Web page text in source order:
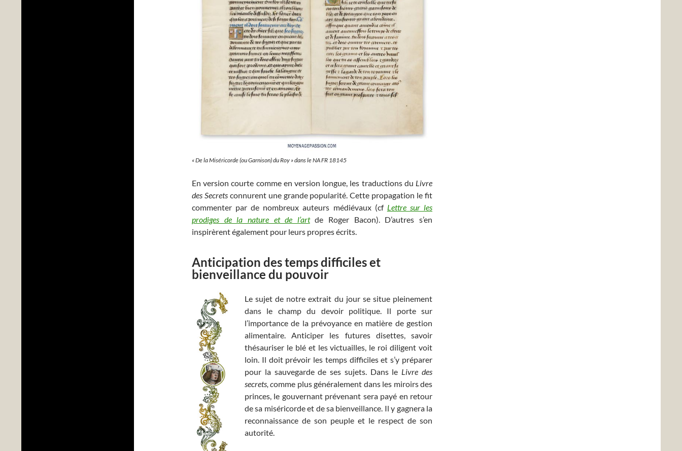
«De la Miséricorde (ou Garnison) du Roy» dans le NA FR 18145
En version courte comme en version longue, les traductions du Livre
des Secretsconnurent une grande popularité. Cette propagation le fit
commenter par de nombreux auteurs médiévaux (cf Lettre sur les
prodiges de la nature et de l’artde Roger Bacon). D’autres s’en
inspirèrent également pour leurs propres écrits.
Anticipation des temps difficiles et
bienveillance du pouvoir
Le sujet de notre extrait du jour se situe pleinement
dans le champ du devoir politique. Il porte sur
l’importance de la prévoyance en matière de gestion
alimentaire. Anticiper les futures disettes, savoir
thésauriser le blé et les victuailles, le roi diligent voit
loin. Il doit prévoir les temps difficiles et s’y préparer
pour la sauvegarde de ses sujets. Dans le Livre des
secrets, comme plus généralement dans les miroirs des
princes, le gouvernant prévenant sera payé en retour
de sa miséricorde et de sa bienveillance. Il y gagnera la
reconnaissance de son peuple et le respect de son
autorité.